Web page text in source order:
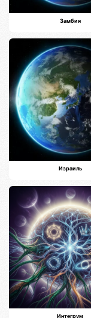
Замбия
Израиль
Интегрум